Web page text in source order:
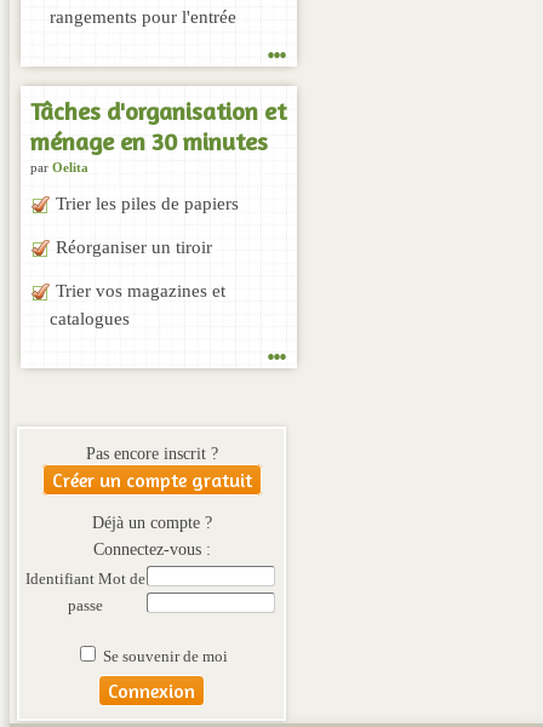
rangements pour l'entrée
...
Tâches d'organisation et
ménage en 30 minutes
par Oelita
Trier les piles de papiers
Réorganiser un tiroir
Trier vos magazines et
catalogues
...
Pas encore inscrit ?
Créer un compte gratuit
Déjà un compte ?
Connectez-vous :
Identifiant Mot de
passe
Se souvenir de moi